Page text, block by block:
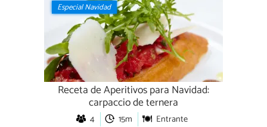
Especial Navidad
Receta de Aperitivos para Navidad:
carpaccio de ternera
4 15m Entrante